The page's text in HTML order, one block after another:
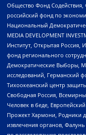
Общество Фонд
российский фонд по
Национальный
MEDIA DEVELOPMENT
Институт, Открытая Россия,
фонд регионального
Демократические Выборы,
исследований, Германский
Тихоокеанский центр
Свободная Россия,
Человек в беде,
Прожект Хармони, Родники
извлечения органов,